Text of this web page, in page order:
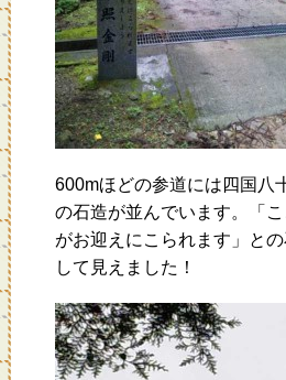
600mほどの参道には四国八
の石造が並んでいます。「
がお迎えにこられます」と
して見えました！